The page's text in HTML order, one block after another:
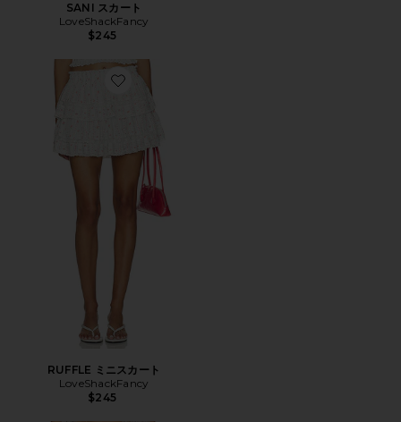
SANI スカート
LoveShackFancy
$245
Favorite RUFFLE ミニスカート
RUFFLE ミニスカート
LoveShackFancy
$245